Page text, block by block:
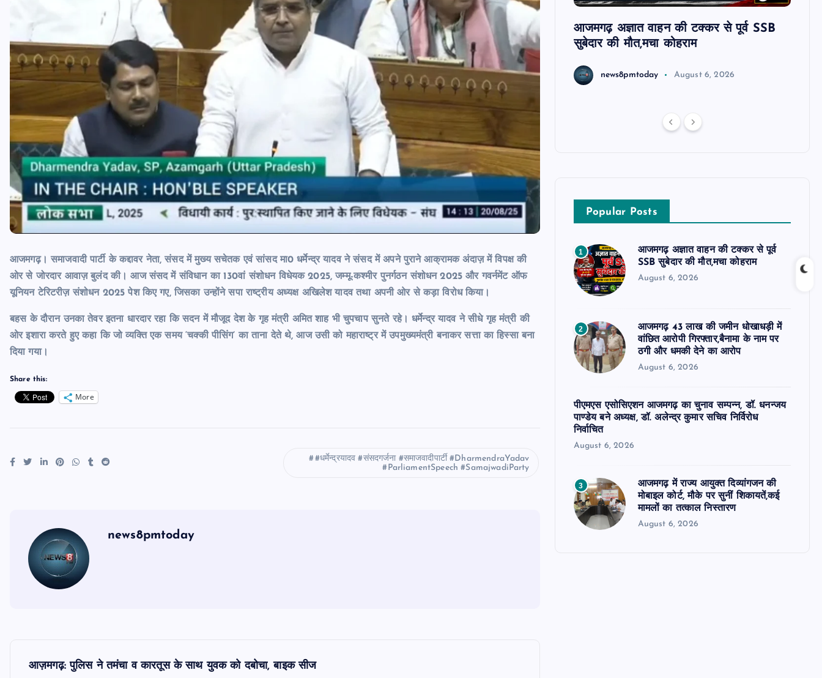
आजमगढ़। समाजवादी पार्टी के कद्दावर नेता, संसद में मुख्य सचेतक एवं सांसद मा0 धर्मेन्द्र यादव ने संसद में अपने पुराने आक्रामक अंदाज़ में विपक्ष की
ओर से जोरदार आवाज़ बुलंद की। आज संसद में संविधान का 130वां संशोधन विधेयक 2025, जम्मू-कश्मीर पुनर्गठन संशोधन 2025 और गवर्नमेंट ऑफ
यूनियन टेरिटरीज़ संशोधन 2025 पेश किए गए, जिसका उन्होंने सपा राष्ट्रीय अध्यक्ष अखिलेश यादव तथा अपनी ओर से कड़ा विरोध किया।
बहस के दौरान उनका तेवर इतना धारदार रहा कि सदन में मौजूद देश के गृह मंत्री अमित शाह भी चुपचाप सुनते रहे। धर्मेन्द्र यादव ने सीधे गृह मंत्री की
ओर इशारा करते हुए कहा कि जो व्यक्ति एक समय ‘चक्की पीसिंग’ का ताना देते थे, आज उसी को महाराष्ट्र में उपमुख्यमंत्री बनाकर सत्ता का हिस्सा बना
दिया गया।
Share this:
More
#धर्मेन्द्रयादव #संसदगर्जना #समाजवादीपार्टी #DharmendraYadav
#ParliamentSpeech #SamajwadiParty
news8pmtoday
आज़मगढ़: पुलिस ने तमंचा व कारतूस के साथ युवक को दबोचा, बाइक सीज
आजमगढ़ बाबा बैद्यनाथ धाम से दर्शन कर लौट रहे
श्रद्धालुओं की कार खड़े ट्रेलर में घुसी,तीन
घायल
news8pmtoday August 6, 2026
आजमगढ़ अज्ञात वाहन की टक्कर से पूर्व SSB
सुबेदार की मौत,मचा कोहराम
news8pmtoday August 6, 2026
Popular Posts
1
आजमगढ़ अज्ञात वाहन की टक्कर से पूर्व
SSB सुबेदार की मौत,मचा कोहराम
August 6, 2026
2
आजमगढ़ 43 लाख की जमीन धोखाधड़ी में
वांछित आरोपी गिरफ्तार,बैनामा के नाम पर
ठगी और धमकी देने का आरोप
August 6, 2026
पीएमएस एसोसिएशन आजमगढ़ का चुनाव सम्पन्न, डॉ. धनन्जय
पाण्डेय बने अध्यक्ष, डॉ. अलेन्द्र कुमार सचिव निर्विरोध
निर्वाचित
August 6, 2026
3
आजमगढ़ में राज्य आयुक्त दिव्यांगजन की
मोबाइल कोर्ट, मौके पर सुनीं शिकायतें,कई
मामलों का तत्काल निस्तारण
August 6, 2026